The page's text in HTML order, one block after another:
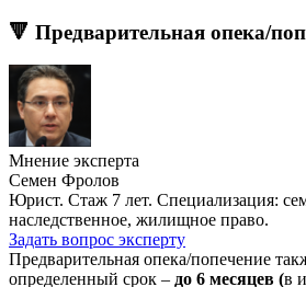
🔻 Предварительная опека/
Мнение эксперта
Семен Фролов
Юрист. Стаж 7 лет. Специализация:
наследственное, жилищное право.
Задать вопрос эксперту
Предварительная опека/попечение
определенный срок – до 6 месяцев (в